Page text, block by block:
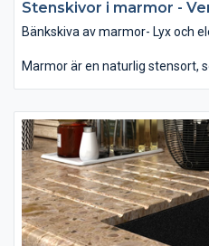
Stenskivor i marmor -
Bänkskiva av marmor- Lyx och
Marmor är en naturlig stensort,
samband med rätt belysning
Som dekoration kan man
designelement på öppna
finns ett brett utbud av färg och
– allt mellan ljusvita till svarta,
mörka färger starkare än ljusa
vilket gör den tåligare för repor
med speciella medel hjälper att